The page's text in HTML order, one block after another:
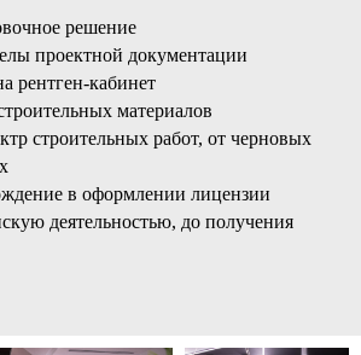
решение
проектной документации
рентген-кабинет
материалов
строительных работ, от черновых
в оформлении лицензии
деятельностью, до получения